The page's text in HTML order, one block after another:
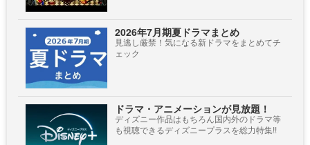
2026年7月期夏ドラマまとめ
見逃し厳禁！気になる新ドラマをまとめてチ
ェック
ドラマ・アニメーションが見放題！
ディズニー作品はもちろん国内外のドラマ等
も視聴できるディズニープラスを総力特集!!